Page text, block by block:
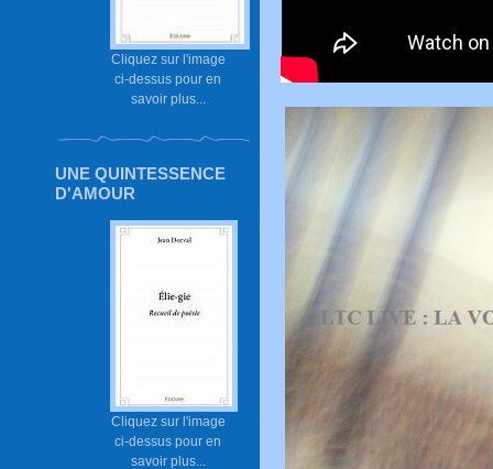
Cliquez sur l'image
ci-dessus pour en
savoir plus...
UNE QUINTESSENCE
D'AMOUR
Cliquez sur l'image
ci-dessus pour en
savoir plus...